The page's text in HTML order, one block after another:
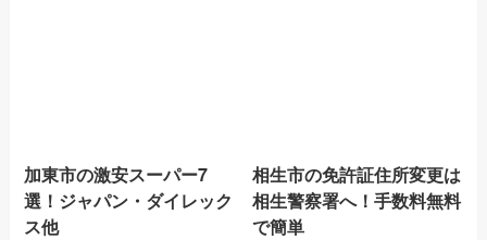
加東市の激安スーパー7
選！ジャパン・ダイレック
ス他
相生市の免許証住所変更は
相生警察署へ！手数料無料
で簡単